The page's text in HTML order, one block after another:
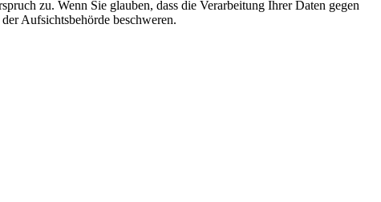
zu. Wenn Sie glauben, dass die Verarbeitung Ihrer Daten gegen
Aufsichtsbehörde beschweren.